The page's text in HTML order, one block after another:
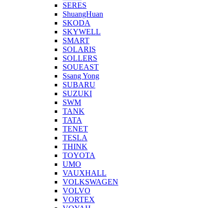
SERES
ShuangHuan
SKODA
SKYWELL
SMART
SOLARIS
SOLLERS
SOUEAST
Ssang Yong
SUBARU
SUZUKI
SWM
TANK
TATA
TENET
TESLA
THINK
TOYOTA
UMO
VAUXHALL
VOLKSWAGEN
VOLVO
VORTEX